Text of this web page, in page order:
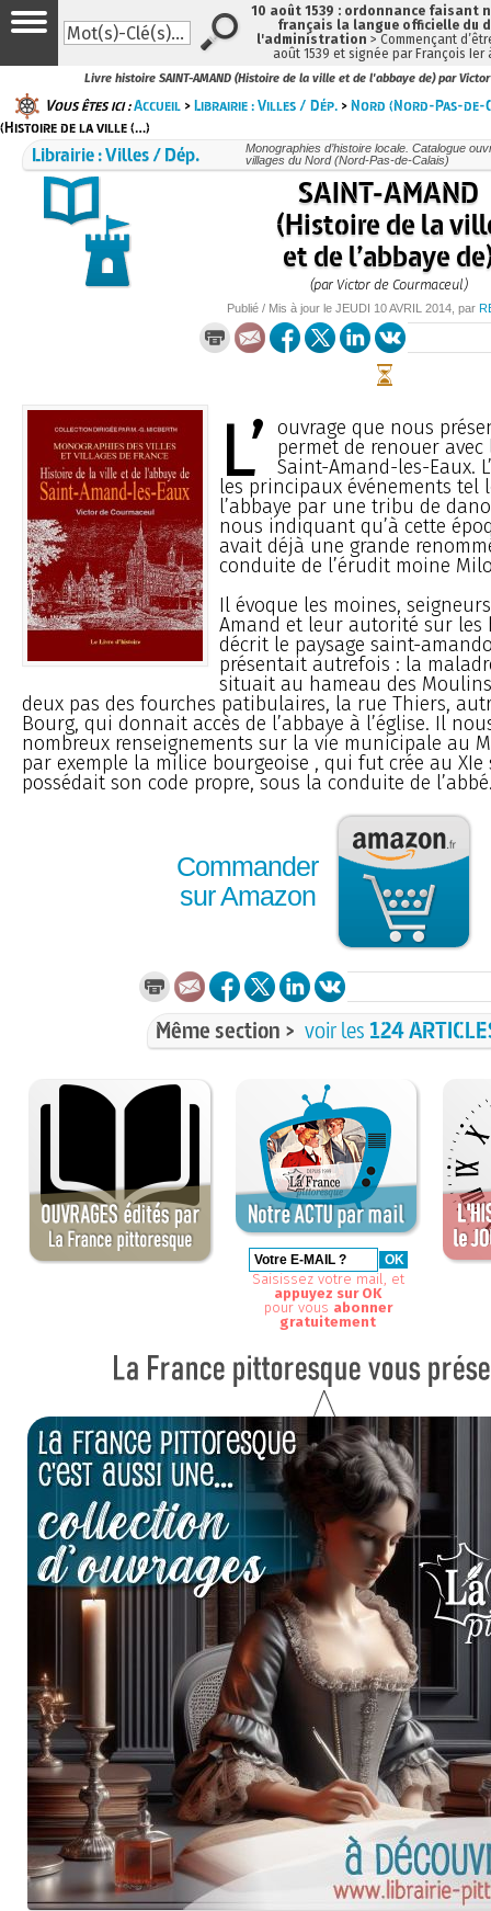
Livre histoire SAINT-AMAND (Histoire de la ville et de l'abbaye de) par
Vous êtes ici :Accueil >Librairie : Villes / Dép. >Nord (Nord-Pas-de-
(Histoire de la ville (…)
Librairie : Villes / Dép.
Monographies d’histoire locale. Catalogue
villages du Nord (Nord-Pas-de-Calais)
SAINT-AMAND
(Histoire de la
et de l’abbaye
(par Victor de Courmaceul)
Publié / Mis à jour le JEUDI 10 AVRIL 2014 , par
L’ ouvrage que nous
permet de renouer avec
Saint-Amand-les-Eaux.
les principaux événements tel
l’abbaye par une tribu de
nous indiquant qu’à cette
avait déjà une grande
conduite de l’érudit moine
Il évoque les moines,
Amand et leur autorité sur les
décrit le paysage saint-
présentait autrefois : la
situait au hameau des
deux pas des fourches patibulaires, la rue Thiers,
Bourg, qui donnait accès de l’abbaye à l’église. Il
nombreux renseignements sur la vie municipale au
par exemple la milice bourgeoise , qui fut crée au XIe
possédait son code propre, sous la conduite de
Commander
sur Amazon
Même section > voir les 124
Saisissez votre mail, et
appuyez sur OK
pour vous abonner
gratuitement
10 août 1539 : ordonnance faisant
français la langue officielle du
l'administration > Commençant
août 1539 et signée par François